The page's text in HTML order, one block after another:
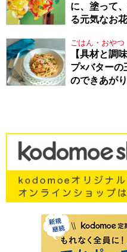
に、塗って
る元気なお
ごはん・おやつ
【具材と調
プ×バターの
のできあが